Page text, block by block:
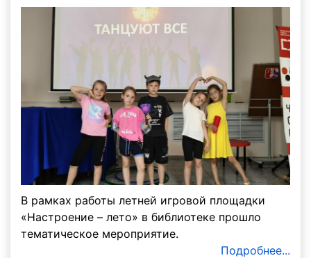
В рамках работы летней игровой площадки
«Настроение – лето» в библиотеке прошло
тематическое мероприятие.
Подробнее...